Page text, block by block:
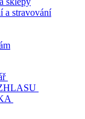
a stravování